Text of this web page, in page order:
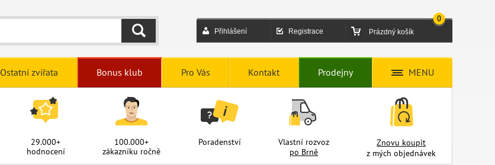
Přihlášení Registrace Prázdný košík
0
HLEDAT
Ostatní zvířata Bonus klub Pro Vás Kontakt Prodejny MENU
29.000+
hodnocení
100.000+
zákazníku ročně
Poradenství
Vlastní rozvoz
po Brně
Znovu koupit
z mých objednávek